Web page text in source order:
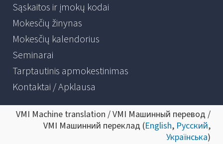
Sąskaitos ir įmokų kodai
Mokesčių žinynas
Mokesčių kalendorius
Seminarai
Tarptautinis apmokestinimas
Kontaktai / Apklausa
VMI Machine translation / VMI Машинный перевод /
VMI Машинний переклад (English, Русский,
Українська)